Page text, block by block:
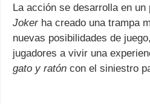
La acción se desarrolla en un
Jokerha creado una trampa
nuevas posibilidades de
jugadores a vivir una
gato y ratón con el siniestro